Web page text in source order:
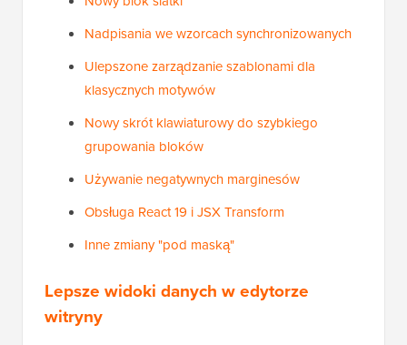
Nadpisania we wzorcach synchronizowanych
Ulepszone zarządzanie szablonami dla
klasycznych motywów
Nowy skrót klawiaturowy do szybkiego
grupowania bloków
Używanie negatywnych marginesów
Obsługa React 19 i JSX Transform
Inne zmiany "pod maską"
Lepsze widoki danych w edytorze
witryny